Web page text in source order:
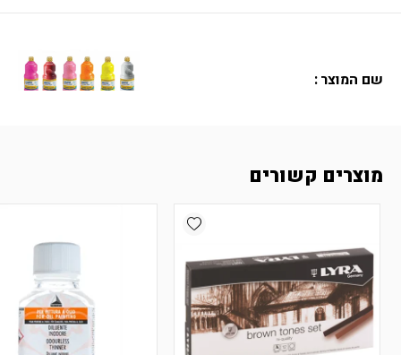
שם המוצר
מק״ט 535324
שם המוצר
גוון צבעי גואש רחיצים 500מ"ל - צבע חום
מוצרים קשורים
Add wishlist